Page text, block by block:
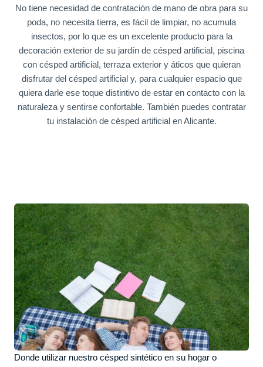
No tiene necesidad de contratación de mano de obra para su
poda, no necesita tierra, es fácil de limpiar, no acumula
insectos, por lo que es un excelente producto para la
decoración exterior de su jardín de césped artificial, piscina
con césped artificial, terraza exterior y áticos que quieran
disfrutar del césped artificial y, para cualquier espacio que
quiera darle ese toque distintivo de estar en contacto con la
naturaleza y sentirse confortable. También puedes contratar
tu instalación de césped artificial en Alicante.
Donde utilizar nuestro césped sintético en su hogar o